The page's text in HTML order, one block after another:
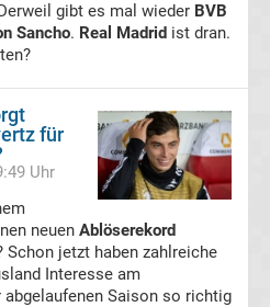
gibt es mal wieder BVB
Sancho. Real Madrid ist dran.
für
Uhr
neuen Ablöserekord
Schon jetzt haben zahlreiche
Interesse am
abgelaufenen Saison so richtig